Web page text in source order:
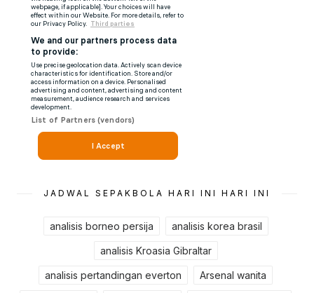
JADWAL SEPAKBOLA HARI INI HARI INI
analisis borneo persija analisis korea brasil
analisis Kroasia Gibraltar
analisis pertandingan everton Arsenal wanita